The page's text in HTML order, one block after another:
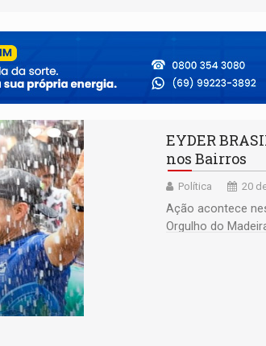
EYDER
nos Bairros
Política 20
Ação acontece
Orgulho do